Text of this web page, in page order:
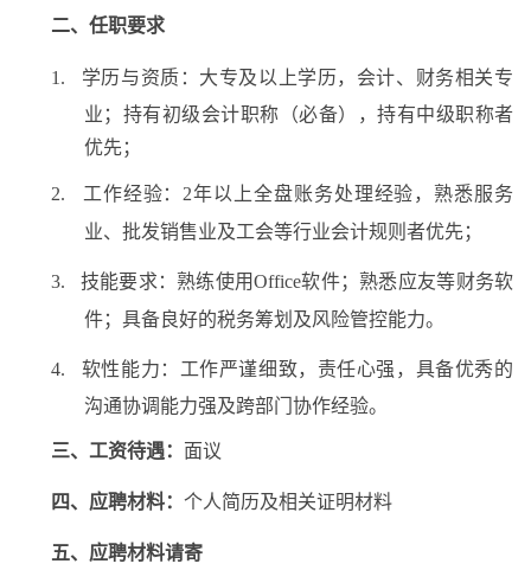
二、任职要求
1.
学历与资质：大专及以上学历，会计、财务相关专
业；持有初级会计职称（必备），持有中级职称者
优先；
2. 工作经验： 2年以上全盘账务处理经验，熟悉服务
业、批发销售业及工会等行业会计规则者优先；
3. 技能要求：熟练使用Office软件；熟悉应友等财务软
件；具备良好的税务筹划及风险管控能力。
4.
软性能力：工作严谨细致，责任心强，具备优秀的
沟通协调能力强及跨部门协作经验。
三、工资待遇： 面议
四、应聘材料： 个人简历及相关证明材料
五、应聘材料请寄